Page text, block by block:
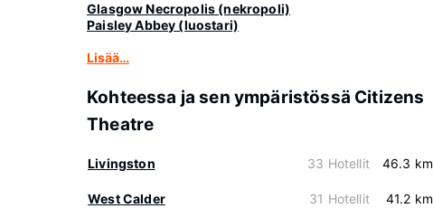
Glasgow Necropolis (nekropoli)
Paisley Abbey (luostari)
Lisää…
Kohteessa ja sen ympäristössä Citizens
Theatre
Livingston 33 Hotellit 46.3 km
West Calder 31 Hotellit 41.2 km